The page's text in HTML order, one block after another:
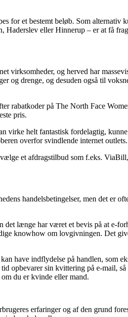
for et bestemt beløb. Som alternativ
Haderslev eller Hinnerup – er at få
virksomheder, og herved har
og drenge, og desuden også til
rabatkoder på The North Face
pris.
virke helt fantastisk fordelagtig,
overfor svindlende internet outlets.
et afdragstilbud som f.eks.
handelsbetingelser, men det er
længe har været et bevis på at e-
knowhow om lovgivningen. Det
have indflydelse på handlen, som
opbevarer sin kvittering på e-mail,
du er kvinde eller mand.
erfaringer og af den grund